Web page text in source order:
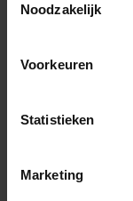
Noodzakelijk
Voorkeuren
Statistieken
Marketing